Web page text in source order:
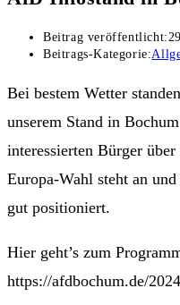
Beitrag veröffentlicht:
Beitrags-Kategorie:
Bei bestem Wetter
unserem Stand in
interessierten Bürger
Europa-Wahl steht an
gut positioniert.
Hier geht’s zum
https://afdbochum.de/